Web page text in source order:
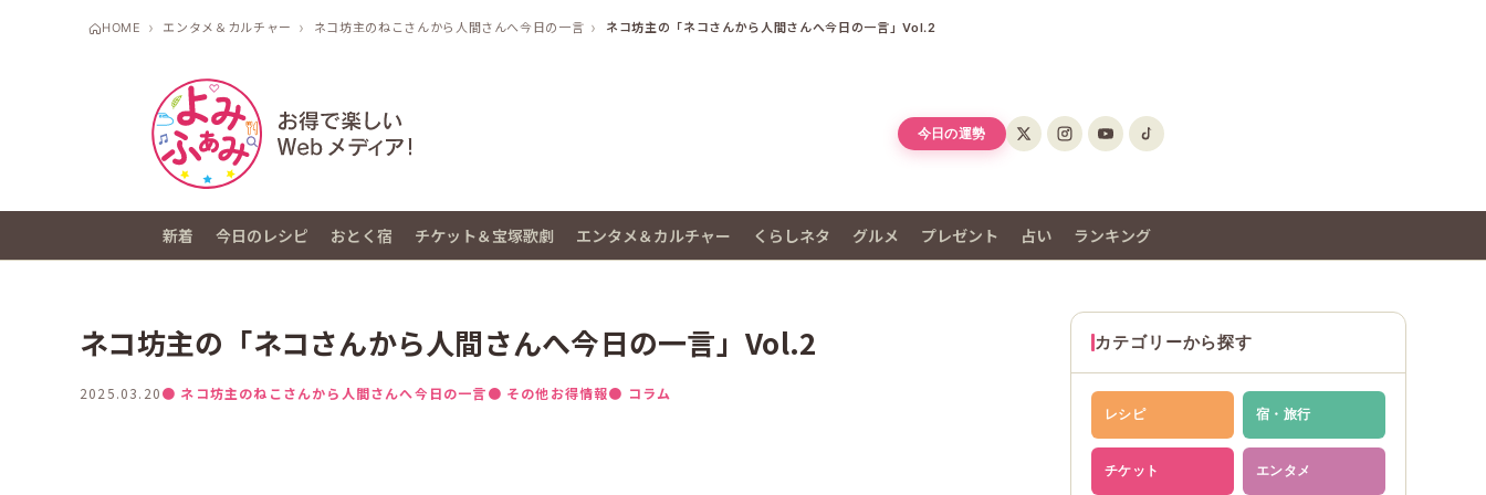
HOME エンタメ＆カルチャー ネコ坊主のねこさんから人間さんへ今日の一言 ネコ坊主の「ネコさんから人間さんへ今日の一言」Vol.2
今日の運勢
新着 今日のレシピ おとく宿 チケット＆宝塚歌劇 エンタメ＆カルチャー くらしネタ グルメ プレゼント 占い ランキング
ネコ坊主の「ネコさんから人間さんへ今日の一言」Vol.2
2025.03.20● ネコ坊主のねこさんから人間さんへ今日の一言● その他お得情報● コラム
カテゴリーから探す
レシピ 宿・旅行
チケット エンタメ